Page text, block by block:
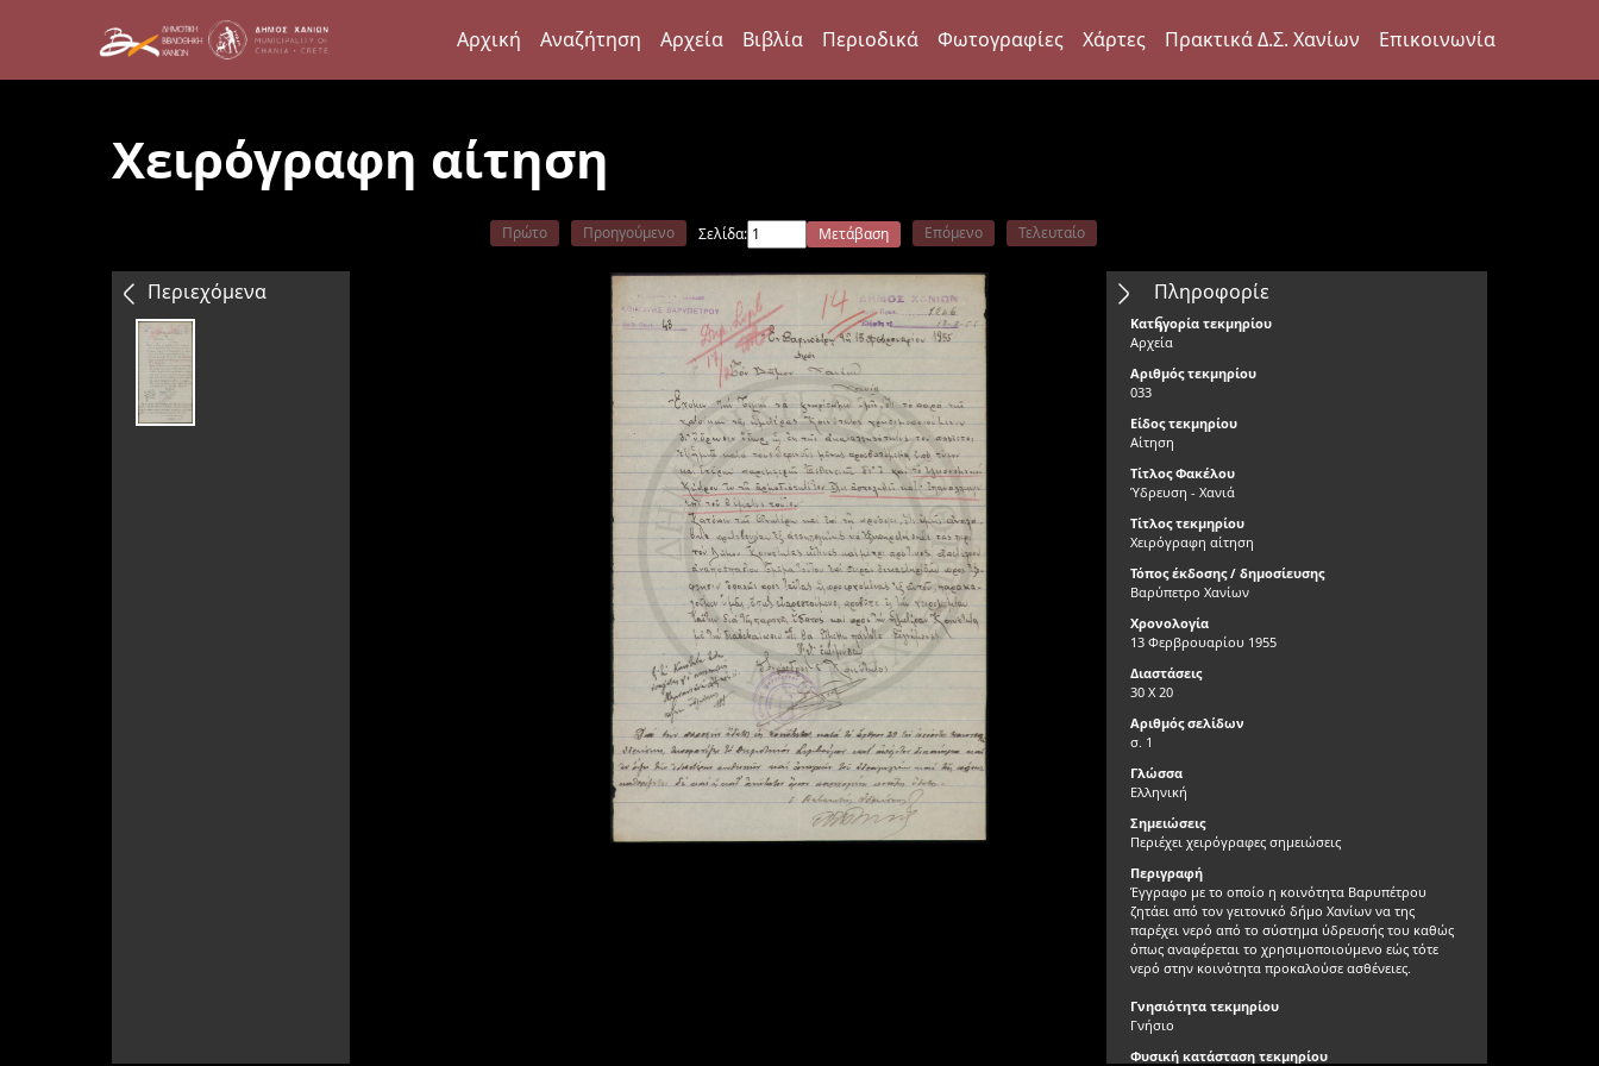
Αρχική Αναζήτηση Αρχεία Βιβλία Περιοδικά Φωτογραφίες Χάρτες Πρακτικά Δ.Σ. Χανίων Επικοινωνία
Χειρόγραφη αίτηση
Περιεχόμενα
Πρώτο Προηγούμενο Σελίδα: Μετάβαση Επόμενο Τελευταίο
Πληροφορίε
ς
Κατηγορία τεκμηρίου
Αρχεία
Αριθμός τεκμηρίου
033
Είδος τεκμηρίου
Αίτηση
Τίτλος Φακέλου
Ύδρευση - Χανιά
Τίτλος τεκμηρίου
Χειρόγραφη αίτηση
Τόπος έκδοσης / δημοσίευσης
Βαρύπετρο Χανίων
Χρονολογία
13 Φερβρουαρίου 1955
Διαστάσεις
30 Χ 20
Αριθμός σελίδων
σ. 1
Γλώσσα
Ελληνική
Σημειώσεις
Περιέχει χειρόγραφες σημειώσεις
Περιγραφή
Έγγραφο με το οποίο η κοινότητα Βαρυπέτρου
ζητάει από τον γειτονικό δήμο Χανίων να της
παρέχει νερό από το σύστημα ύδρευσής του καθώς
όπως αναφέρεται το χρησιμοποιούμενο εώς τότε
νερό στην κοινότητα προκαλούσε ασθένειες.
Γνησιότητα τεκμηρίου
Γνήσιο
Φυσική κατάσταση τεκμηρίου